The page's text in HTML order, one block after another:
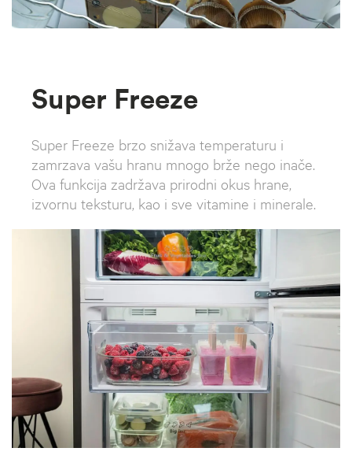
Super Freeze
Super Freeze brzo snižava temperaturu i
zamrzava vašu hranu mnogo brže nego inače.
Ova funkcija zadržava prirodni okus hrane,
izvornu teksturu, kao i sve vitamine i minerale.